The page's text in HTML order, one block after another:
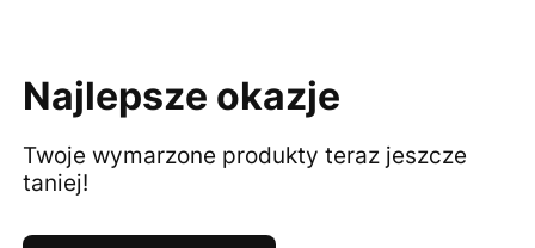
Najlepsze okazje
Twoje wymarzone produkty teraz jeszcze
taniej!